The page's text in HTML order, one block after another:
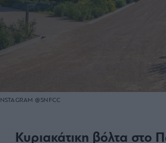
INSTAGRAM @SNFCC
Κυριακάτικη βόλτα στο